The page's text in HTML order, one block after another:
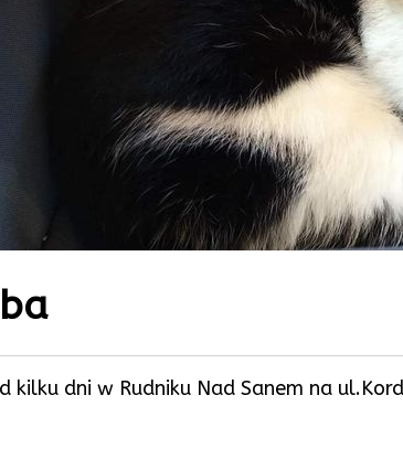
kilku dni w Rudniku Nad Sanem na